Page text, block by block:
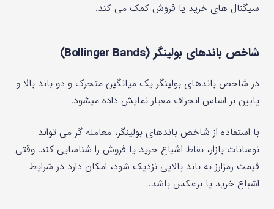
سیگنال های خرید یا فروش کمک می کند.
شاخص باندهای بولینگر (Bollinger Bands)
در شاخص باندهای بولینگر یک میانگین متحرک و دو باند بالا و
پایین بر اساس انحراف معیار نمایش داده میشود.
با استفاده از شاخص باندهای بولینگر، معامله گر می تواند
نوسانات بازار، نقاط اشباع خرید یا فروش را شناسایی کند. وقتی
قیمت رمزارز به باند بالایی نزدیک شود، امکان دارد در شرایط
اشباع خرید یا برعکس باشد.